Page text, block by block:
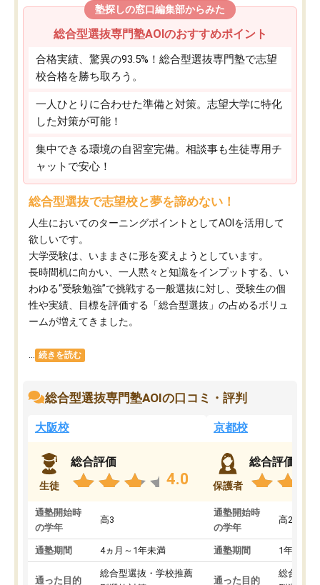
塾探しの窓口編集部からみた
総合型選抜専門塾AOIのおすすめポイント
合格実績、驚異の93.5%！総合型選抜専門塾で志望
校合格を勝ち取ろう。
一人ひとりに合わせた準備と対策。志望大学に特化
した対策が可能！
集中できる環境の自習室完備。相談事も生徒専用チ
ャットで安心！
総合型選抜で志望校と夢を諦めない！
人生においてのターニングポイントとしてAOIを活用して
欲しいです。
大学受験は、いままさに形を変えようとしています。
長時間机に向かい、一人黙々と知識をインプットする、い
わゆる“受験勉強”で挑戦する一般選抜に対し、受験生の個
性や実績、目標を評価する「総合型選抜」の占めるボリュ
ームが増えてきました。
続きを読む
総合型選抜専門塾AOIの口コミ・評判
大阪校
生徒
総合評価
4.0
通塾開始時
の学年
高3
通塾期間 4ヵ月～1年未満
通った目的
総合型選抜・学校推薦
京都校
保護者
総合評価
通塾開始時
の学年
高2
通塾期間 1年以上
通った目的
総合型選